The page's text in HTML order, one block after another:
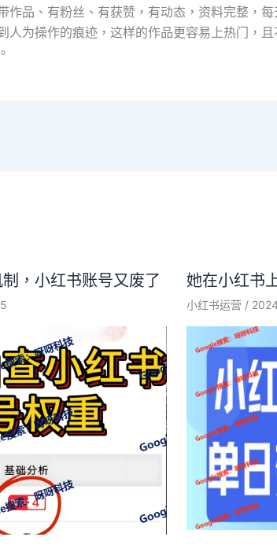
作品、有粉丝、有获赞，有动态，资料完整，
人为操作的痕迹，这样的作品更容易上热门，
，小红书账号又废了 她在小红书
小红书运营 /